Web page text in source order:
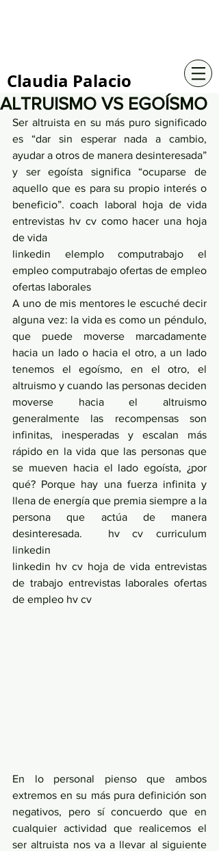
Claudia Palacio
ALTRUISMO VS EGOÍSMO
Ser altruista en su más puro significado
es “dar sin esperar nada a cambio,
ayudar a otros de manera desinteresada”
y ser egoísta significa “ocuparse de
aquello que es para su propio interés o
beneficio”. coach laboral hoja de vida
entrevistas hv cv como hacer una hoja
de vida
linkedin elemplo computrabajo el
empleo computrabajo ofertas de empleo
ofertas laborales
A uno de mis mentores le escuché decir
alguna vez: la vida es como un péndulo,
que puede moverse marcadamente
hacia un lado o hacia el otro, a un lado
tenemos el egoísmo, en el otro, el
altruismo y cuando las personas deciden
moverse hacia el altruismo
generalmente las recompensas son
infinitas, inesperadas y escalan más
rápido en la vida que las personas que
se mueven hacia el lado egoísta, ¿por
qué? Porque hay una fuerza infinita y
llena de energía que premia siempre a la
persona que actúa de manera
desinteresada.  hv cv curriculum
linkedin
linkedin hv cv hoja de vida entrevistas
de trabajo entrevistas laborales ofertas
de empleo hv cv
En lo personal pienso que ambos
extremos en su más pura definición son
negativos, pero sí concuerdo que en
cualquier actividad que realicemos el
ser altruista nos va a llevar al siguiente